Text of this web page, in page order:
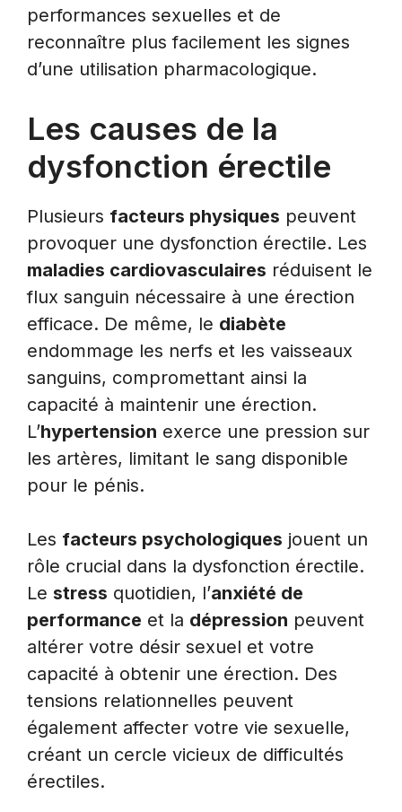
performances sexuelles et de
reconnaître plus facilement les signes
d’une utilisation pharmacologique.
Les causes de la
dysfonction érectile
Plusieurs facteurs physiques peuvent
provoquer une dysfonction érectile. Les
maladies cardiovasculaires réduisent le
flux sanguin nécessaire à une érection
efficace. De même, le diabète
endommage les nerfs et les vaisseaux
sanguins, compromettant ainsi la
capacité à maintenir une érection.
L’hypertension exerce une pression sur
les artères, limitant le sang disponible
pour le pénis.
Les facteurs psychologiques jouent un
rôle crucial dans la dysfonction érectile.
Le stress quotidien, l’anxiété de
performance et la dépression peuvent
altérer votre désir sexuel et votre
capacité à obtenir une érection. Des
tensions relationnelles peuvent
également affecter votre vie sexuelle,
créant un cercle vicieux de difficultés
érectiles.